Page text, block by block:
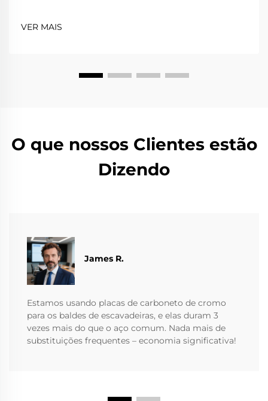
VER MAIS
O que nossos Clientes estão
Dizendo
James R.
Estamos usando placas de carboneto de cromo
para os baldes de escavadeiras, e elas duram 3
vezes mais do que o aço comum. Nada mais de
substituições frequentes – economia significativa!